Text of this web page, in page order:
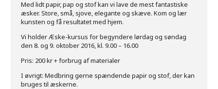
Med lidt papir, pap og stof kan vi lave de mest fantastiske
æsker. Store, små, sjove, elegante og skæve. Kom og lær
kunsten og få resultatet med hjem.
Vi holder Æske-kursus for begyndere lørdag og søndag
den 8. og 9. oktober 2016, kl. 9.00 – 16.00
Pris: 200 kr + forbrug af materialer
I øvrigt: Medbring gerne spændende papir og stof, der kan
bruges til æskerne.